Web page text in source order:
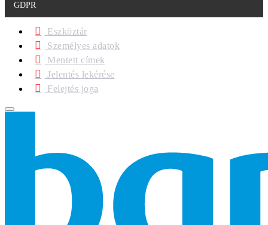
GDPR
Eszköztár
Személyes adatok
Mentett címek
Jelentés lekérése
Felejtés joga